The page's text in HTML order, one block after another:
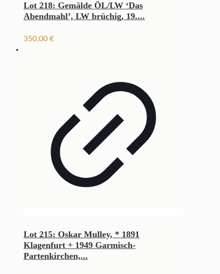
Lot 218: Gemälde ÖL/LW ‘Das
Abendmahl’, LW brüchig, 19....
350,00 €
Lot 215: Oskar Mulley, * 1891
Klagenfurt + 1949 Garmisch-
Partenkirchen,...